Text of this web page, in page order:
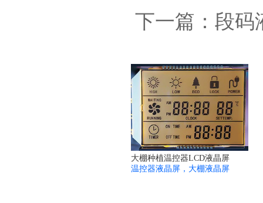
下一篇： 段码
大棚种植温控器LCD液晶屏
温控器液晶屏，大棚液晶屏